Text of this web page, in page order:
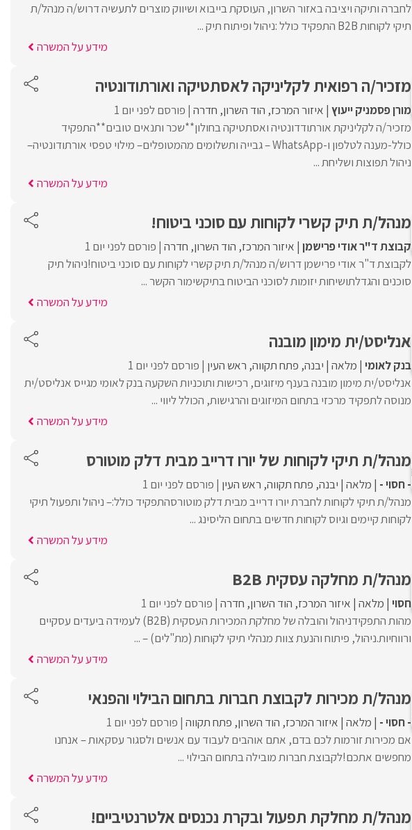
לחברה ותיקה ויציבה באזור השרון, העוסקת בייבוא ושיווק מוצרים לתעשיה דרוש/ה מנהל/ת
תיקי לקוחות B2B התפקיד כולל :ניהול ופיתוח תיק ...
מידע על המשרה
מזכיר/ה רפואית לקליניקה לאסתטיקה ואורתודונטיה
מורן פסמניק ייעוץ איזור המרכז הוד השרון חדרה פורסם לפני יום 1
מזכיר/ה לקליניקת אורתודדונטיה ואסתטיקה בחולון**שכר ותנאים טובים**התפקיד
כולל-מענה לטלפון ו-WhatsApp – גבייה ותשלומים מהמטופלים– מילוי טפסי אורתודונטיה–
ניהול תפוצות ושליחת ...
מידע על המשרה
מנהל/ת תיק קשרי לקוחות עם סוכני ביטוח!
קבוצת ד"ר אודי פרישמן איזור המרכז הוד השרון חדרה פורסם לפני יום 1
לקבוצת ד"ר אודי פרישמן דרוש/ה מנהל/ת תיק קשרי לקוחות עם סוכני ביטוח!ניהול תיק
סוכנים והגדלתושיחות יזומות לסוכני הביטוח בתיקשימור הקשר ...
מידע על המשרה
אנליסט/ית מימון מובנה
בנק לאומי מלאה יבנה פתח תקווה ראש העין פורסם לפני יום 1
אנליסט/ית מימון מובנה בענף מיזוגים, רכישות ותוכניות השקעה בנק לאומי מגייס אנליסט/ית
מנוסה לתפקיד מרכזי בתחום המיזוגים והרגישות, הכולל ליווי ...
מידע על המשרה
מנהל/ת תיקי לקוחות של יורו דרייב מבית דלק מוטורס
- חסוי - מלאה יבנה פתח תקווה ראש העין פורסם לפני יום 1
מנהל/ת תיקי לקוחות לחברת יורו דרייב מבית דלק מוטורסהתפקיד כולל:– ניהול ותפעול תיקי
לקוחות קיימים וגיוס לקוחות חדשים בתחום הליסינג ...
מידע על המשרה
מנהל/ת מחלקה עסקית B2B
חסוי מלאה איזור המרכז הוד השרון חדרה פורסם לפני יום 1
מהות התפקידניהול והובלה של מחלקת המכירות העסקית (B2B) לעמידה ביעדים עסקיים
ורווחיות.ניהול, פיתוח והנעת צוות מנהלי תיקי לקוחות (מת"לים) – ...
מידע על המשרה
מנהל/ת מכירות לקבוצת חברות בתחום הבילוי והפנאי
- חסוי - מלאה איזור המרכז הוד השרון פתח תקווה פורסם לפני יום 1
אם מכירות זורמות לכם בדם, אתם אוהבים לעבוד עם אנשים ולסגור עסקאות – אנחנו
מחפשים אתכם!לקבוצת חברות מובילה בתחום הבילוי ...
מידע על המשרה
מנהל/ת מחלקת תפעול ובקרת נכנסים אלטרנטיביים!